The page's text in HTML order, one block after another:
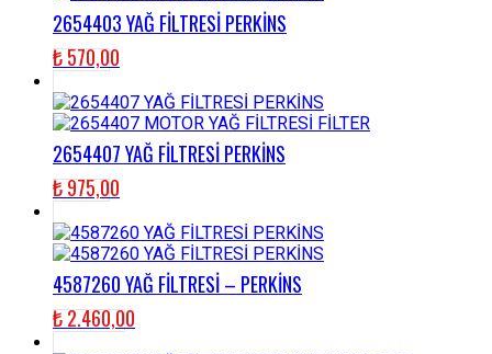
2654403 YAĞ FİLTRESİ PERKİNS
₺570,00
2654407 YAĞ FİLTRESİ PERKİNS
₺975,00
4587260 YAĞ FİLTRESİ – PERKİNS
₺2.460,00